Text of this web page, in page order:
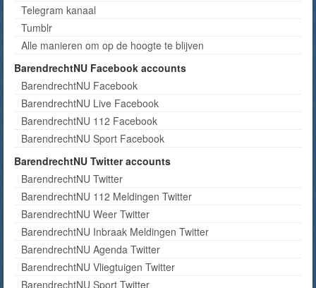
Telegram kanaal
Tumblr
Alle manieren om op de hoogte te blijven
BarendrechtNU Facebook accounts
BarendrechtNU Facebook
BarendrechtNU Live Facebook
BarendrechtNU 112 Facebook
BarendrechtNU Sport Facebook
BarendrechtNU Twitter accounts
BarendrechtNU Twitter
BarendrechtNU 112 Meldingen Twitter
BarendrechtNU Weer Twitter
BarendrechtNU Inbraak Meldingen Twitter
BarendrechtNU Agenda Twitter
BarendrechtNU Vliegtuigen Twitter
BarendrechtNU Sport Twitter